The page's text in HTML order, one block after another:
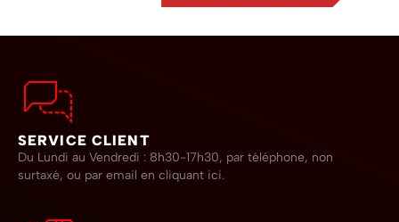
SERVICE CLIENT
Du Lundi au Vendredi : 8h30-17h30, par téléphone, non
surtaxé, ou par email en cliquant ici.